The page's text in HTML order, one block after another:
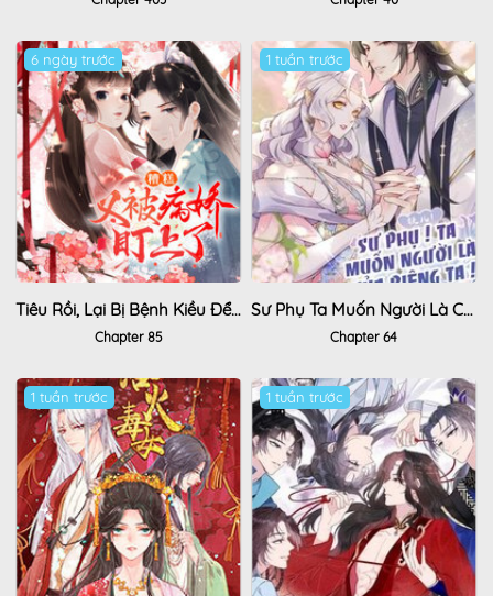
6 ngày trước
Tiêu Rồi, Lại Bị Bệnh Kiều Để Mắt Đến!
Chapter 85
1 tuần trước
Sư Phụ Ta Muốn Người Là Của Riêng Ta
Chapter 64
1 tuần trước 1 tuần trước